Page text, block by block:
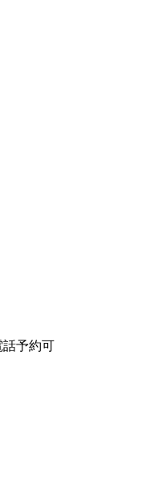
話予約可